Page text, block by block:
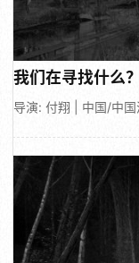
我们在寻找什么？
导演: 付翔 | 中国/中